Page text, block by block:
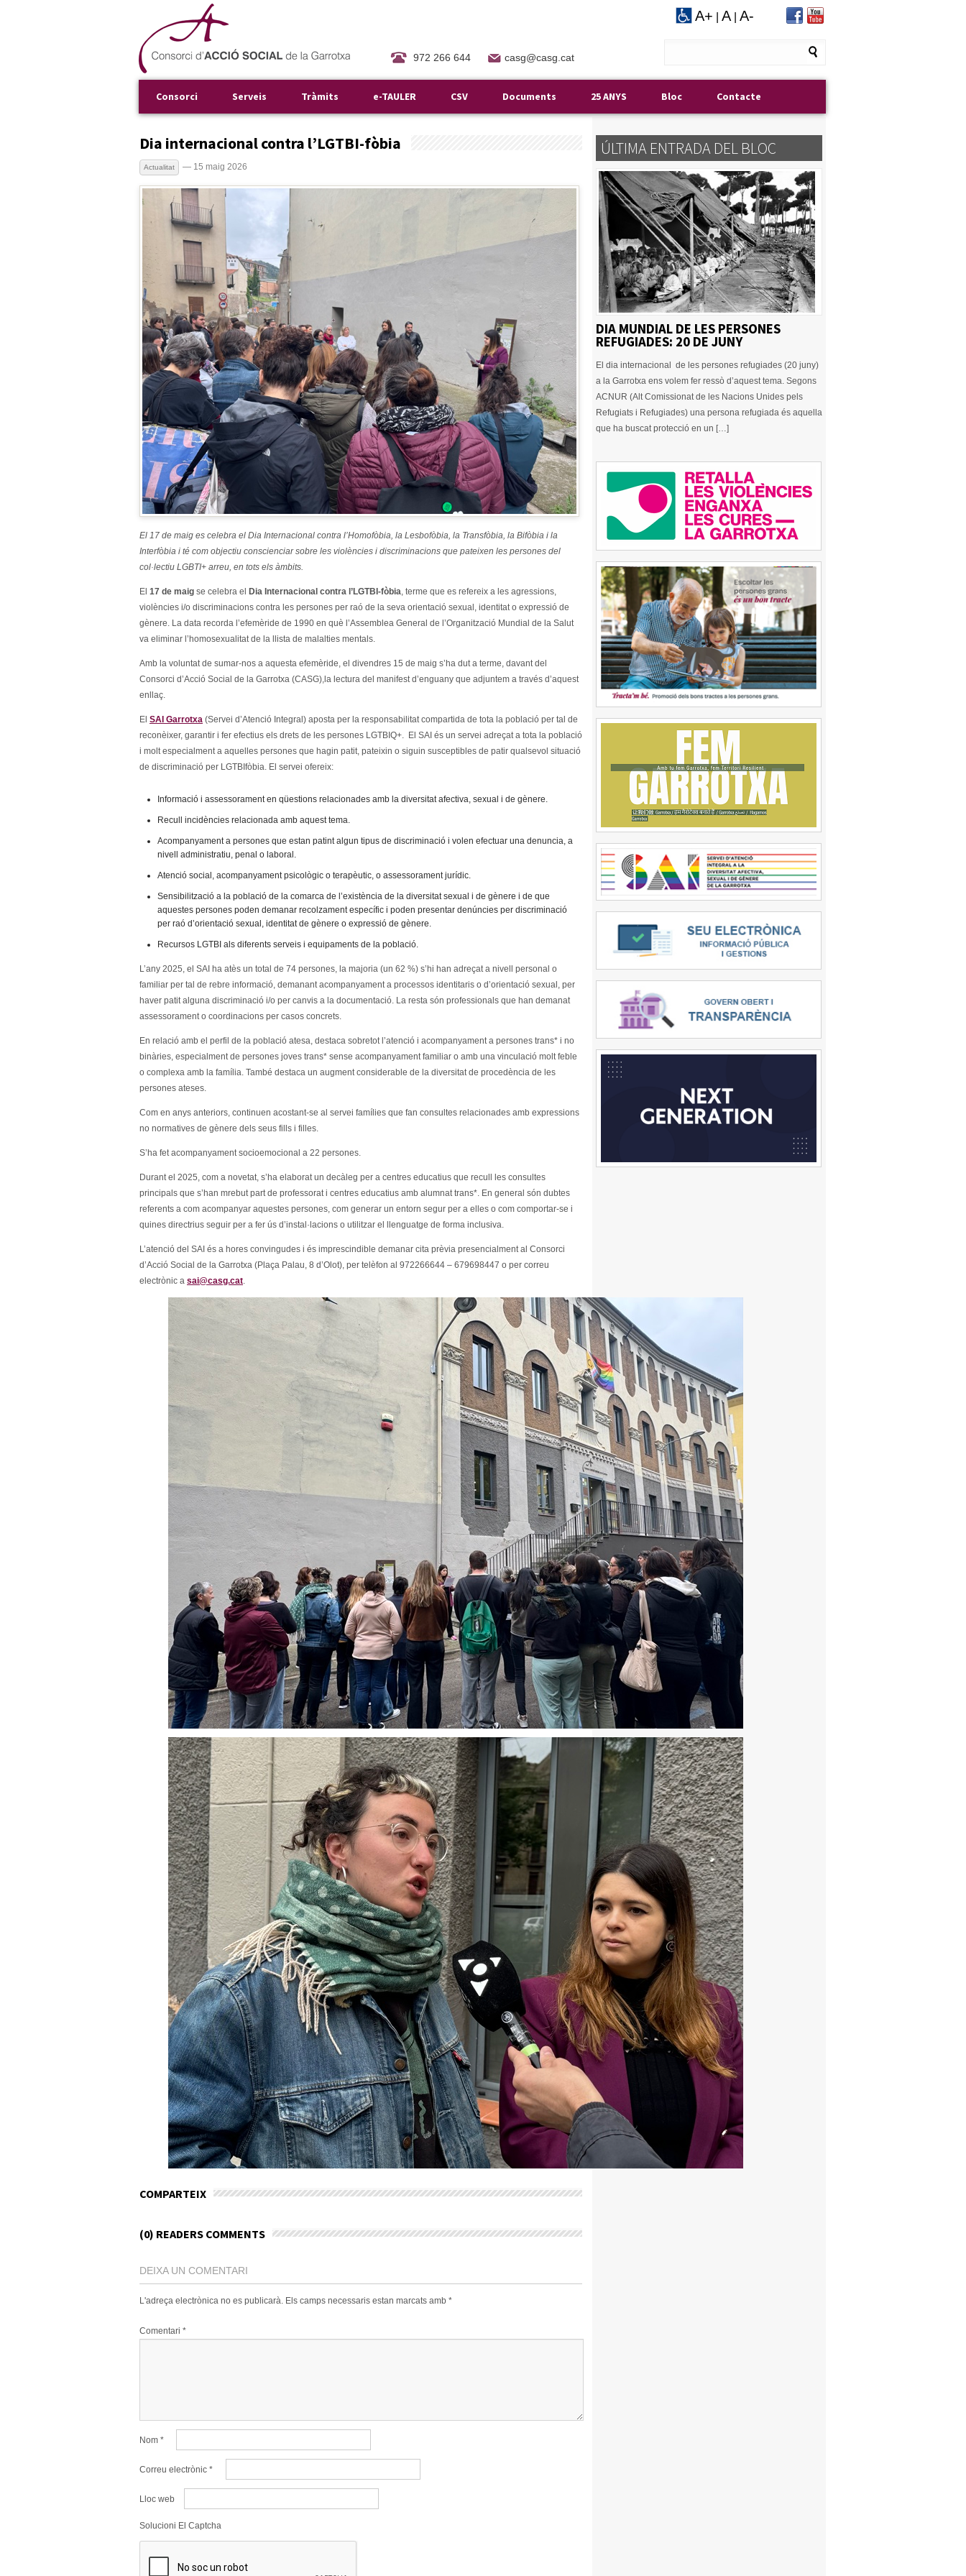
A+ A A-
972 266 644 casg@casg.cat
Consorci Serveis Tràmits e-TAULER CSV Documents 25 ANYS Bloc Contacte
Dia internacional contra l’LGTBI-fòbia
Actualitat — 15 maig 2026
El 17 de maig es celebra el Dia Internacional contra l’Homofòbia, la Lesbofòbia, la Transfòbia, la Bifòbia i la
Interfòbia i té com objectiu conscienciar sobre les violències i discriminacions que pateixen les persones del
col·lectiu LGBTI+ arreu, en tots els àmbits.
El 17 de maig se celebra el Dia Internacional contra l’LGTBI-fòbia , terme que es refereix a les agressions,
violències i/o discriminacions contra les persones per raó de la seva orientació sexual, identitat o expressió de
gènere. La data recorda l’efemèride de 1990 en què l’Assemblea General de l’Organització Mundial de la Salut
va eliminar l’homosexualitat de la llista de malalties mentals.
Amb la voluntat de sumar-nos a aquesta efemèride, el divendres 15 de maig s’ha dut a terme, davant del
Consorci d’Acció Social de la Garrotxa (CASG),la lectura del manifest d’enguany que adjuntem a través d’aquest
enllaç.
El SAI Garrotxa (Servei d’Atenció Integral) aposta per la responsabilitat compartida de tota la població per tal de
reconèixer, garantir i fer efectius els drets de les persones LGTBIQ+. El SAI és un servei adreçat a tota la població
i molt especialment a aquelles persones que hagin patit, pateixin o siguin susceptibles de patir qualsevol situació
de discriminació per LGTBIfòbia. El servei ofereix:
Informació i assessorament en qüestions relacionades amb la diversitat afectiva, sexual i de gènere.
Recull incidències relacionada amb aquest tema.
Acompanyament a persones que estan patint algun tipus de discriminació i volen efectuar una denuncia, a
nivell administratiu, penal o laboral.
Atenció social, acompanyament psicològic o terapèutic, o assessorament jurídic.
Sensibilització a la població de la comarca de l’existència de la diversitat sexual i de gènere i de que
aquestes persones poden demanar recolzament específic i poden presentar denúncies per discriminació
per raó d’orientació sexual, identitat de gènere o expressió de gènere.
Recursos LGTBI als diferents serveis i equipaments de la població.
L’any 2025, el SAI ha atès un total de 74 persones, la majoria (un 62 %) s’hi han adreçat a nivell personal o
familiar per tal de rebre informació, demanant acompanyament a processos identitaris o d’orientació sexual, per
haver patit alguna discriminació i/o per canvis a la documentació. La resta són professionals que han demanat
assessorament o coordinacions per casos concrets.
En relació amb el perfil de la població atesa, destaca sobretot l’atenció i acompanyament a persones trans* i no
binàries, especialment de persones joves trans* sense acompanyament familiar o amb una vinculació molt feble
o complexa amb la família. També destaca un augment considerable de la diversitat de procedència de les
persones ateses.
Com en anys anteriors, continuen acostant-se al servei famílies que fan consultes relacionades amb expressions
no normatives de gènere dels seus fills i filles.
S’ha fet acompanyament socioemocional a 22 persones.
Durant el 2025, com a novetat, s’ha elaborat un decàleg per a centres educatius que recull les consultes
principals que s’han mrebut part de professorat i centres educatius amb alumnat trans*. En general són dubtes
referents a com acompanyar aquestes persones, com generar un entorn segur per a elles o com comportar-se i
quines directrius seguir per a fer ús d’instal·lacions o utilitzar el llenguatge de forma inclusiva.
L’atenció del SAI és a hores convingudes i és imprescindible demanar cita prèvia presencialment al Consorci
d’Acció Social de la Garrotxa (Plaça Palau, 8 d’Olot), per telèfon al 972266644 – 679698447 o per correu
electrònic a sai@casg.cat
COMPARTEIX
(0) READERS COMMENTS
DEIXA UN COMENTARI
L'adreça electrònica no es publicarà. Els camps necessaris estan marcats amb *
Comentari *
Nom *
Correu electrònic *
Lloc web
Solucioni El Captcha
ÚLTIMA ENTRADA DEL BLOC
DIA MUNDIAL DE LES PERSONES
REFUGIADES: 20 DE JUNY
El dia internacional de les persones refugiades (20 juny)
a la Garrotxa ens volem fer ressò d’aquest tema. Segons
ACNUR (Alt Comissionat de les Nacions Unides pels
Refugiats i Refugiades) una persona refugiada és aquella
que ha buscat protecció en un […]